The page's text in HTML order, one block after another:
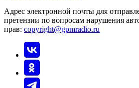
Адрес электронной почты для
претензии по вопросам нарушения
прав: copyright@gpmradio.ru